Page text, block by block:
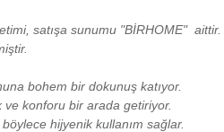
satışa sunumu "BİRHOME" aittir.
bohem bir dokunuş katıyor.
ve konforu bir arada getiriyor.
hijyenik kullanım sağlar.